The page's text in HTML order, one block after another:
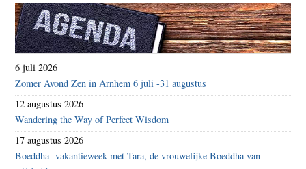
6 juli 2026
Zomer Avond Zen in Arnhem 6 juli -31 augustus
12 augustus 2026
Wandering the Way of Perfect Wisdom
17 augustus 2026
Boeddha- vakantieweek met Tara, de vrouwelijke Boeddha van